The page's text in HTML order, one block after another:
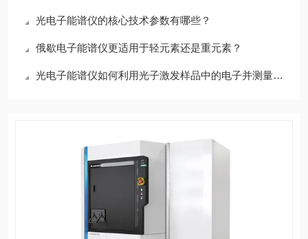
光电子能谱仪的核心技术参数有哪些？
俄歇电子能谱仪更适用于轻元素还是重元素？
光电子能谱仪如何利用光子激发样品中的电子并测量其动能？